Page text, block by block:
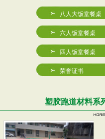
八人大饭堂餐桌
六人饭堂餐桌
四人饭堂餐桌
荣誉证书
塑胶跑道材料系
2023塑胶篮球场/塑胶
网球场,惠州网球场地,丙